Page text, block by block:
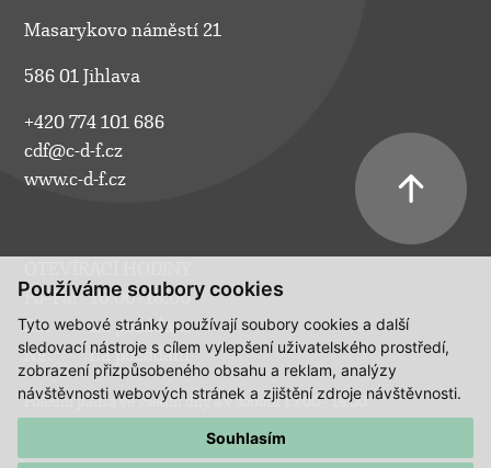
Používáme soubory cookies
Tyto webové stránky používají soubory cookies a další
sledovací nástroje s cílem vylepšení uživatelského prostředí,
zobrazení přizpůsobeného obsahu a reklam, analýzy
návštěvnosti webových stránek a zjištění zdroje návštěvnosti.
Souhlasím
Masarykovo náměstí 21
586 01 Jihlava
+420 774 101 686
cdf@c-d-f.cz
www.c-d-f.cz
Po–Pá:
10.00–18.00
So:
na požádání
Ne:
na požádání
Polední pauza ve všední dny a v sobotu 13:00 - 14:00.